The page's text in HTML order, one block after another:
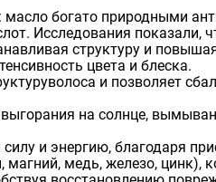
масло богато природными
Исследования показали,
структуру и
цвета и блеска.
и позволяет
на солнце,
и энергию, благодаря
медь, железо, цинк),